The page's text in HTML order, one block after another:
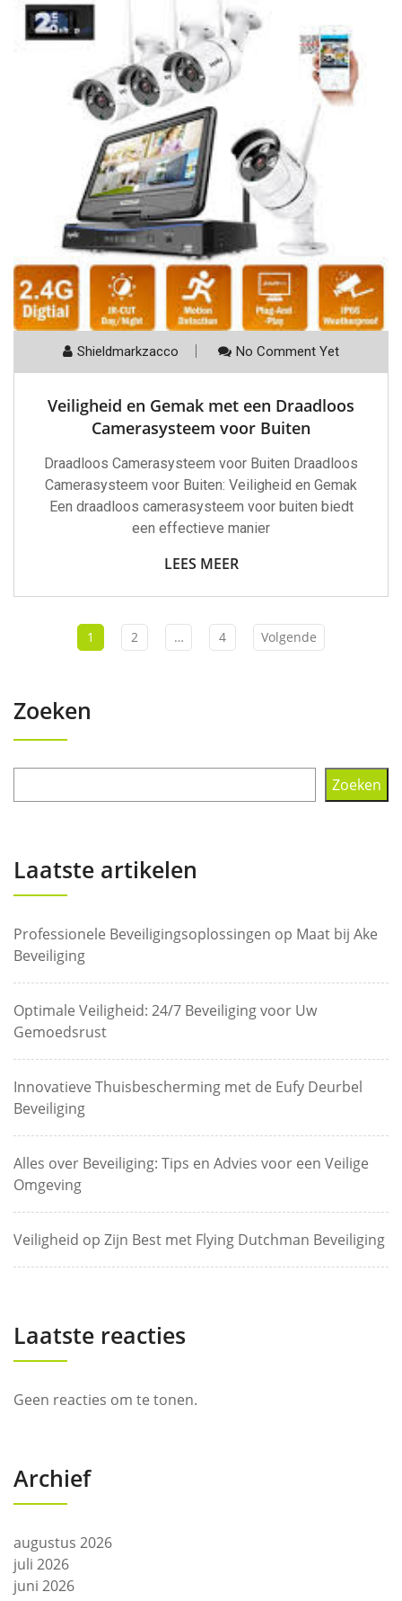
Shieldmarkzacco No Comment Yet
Veiligheid en Gemak met een Draadloos
Camerasysteem voor Buiten
Draadloos Camerasysteem voor Buiten Draadloos
Camerasysteem voor Buiten: Veiligheid en Gemak
Een draadloos camerasysteem voor buiten biedt
een effectieve manier
LEES MEER
1 2 … 4 Volgende
Zoeken
Zoeken
Laatste artikelen
Professionele Beveiligingsoplossingen op Maat bij Ake
Beveiliging
Optimale Veiligheid: 24/7 Beveiliging voor Uw
Gemoedsrust
Innovatieve Thuisbescherming met de Eufy Deurbel
Beveiliging
Alles over Beveiliging: Tips en Advies voor een Veilige
Omgeving
Veiligheid op Zijn Best met Flying Dutchman Beveiliging
Laatste reacties
Geen reacties om te tonen.
Archief
augustus 2026
juli 2026
juni 2026